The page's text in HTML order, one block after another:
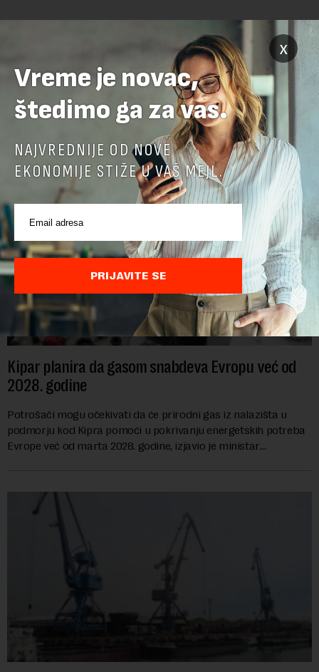
Kipar planira da gasom snabdeva Evropu već od
2028. godine
Potrošači mogu očekivati da će prirodni gas iz nalazišta u
podmorju kod Kipra pomoći u pokrivanju energetskih potreba
Evrope već od marta 2028. godine, izjavio je ministar
x
Vreme je novac,
štedimo ga za vas.
NAJVREDNIJE OD NOVE
EKONOMIJE STIŽE U VAŠ MEJL.
PRIJAVITE SE